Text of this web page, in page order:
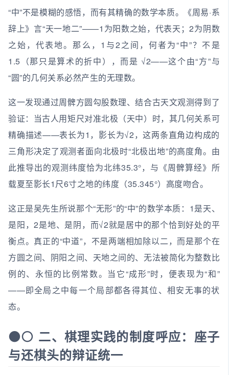
“中”不是模糊的感悟，而有其精确的数学本质。《周易·系
辞上》言“天一地二”——1为阳数之始，代表天；2为阴数
之始，代表地。那么，1与2之间，何者为“中”？不是
1.5（那只是算术的折中），而是 √2——这个由“方”与
“圆”的几何关系必然产生的无理数。
这一发现通过周髀方圆勾股数理、结合古天文观测得到了
验证：当古人用矩尺对准北极（天中）时，其几何关系可
精确描述——表长为1，影长为√2，这两条直角边构成的
三角形决定了观测者面向北极时“北极出地”的高度角。由
此推导出的观测纬度恰为北纬35.3°，与《周髀算经》所
载夏至影长1尺6寸之地的纬度（35.345°）高度吻合。
这正是吴先生所说那个“无形”的“中”的数学本质：1是天、
是阳，2是地、是阴，而√2就是居中的那个恰到好处的平
衡点。真正的“中道”，不是两端相加除以二，而是那个在
方圆之间、阴阳之间、天地之间的、无法被简化为整数比
例的、永恒的比例常数。当它“成形”时，便表现为“和”
——即全局之中每一个局部都各得其位、相安无事的状
态。
⚫⚪ 二、棋理实践的制度呼应：座子
与还棋头的辩证统一